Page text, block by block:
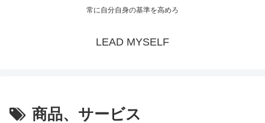
常に自分自身の基準を高めろ
LEAD MYSELF
商品、サービス